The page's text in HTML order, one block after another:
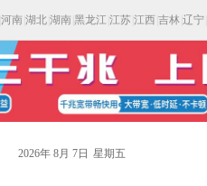
河南 湖北 湖南 黑龙江 江苏 江西 吉林 辽宁
2026年 8月 7日 星期五